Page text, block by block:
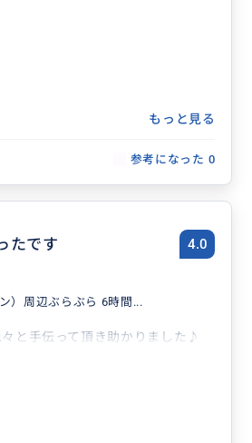
もっと見る
参考になった 0
たです 4.0
）周辺ぶらぶら 6時間...
と手伝って頂き助かりました♪